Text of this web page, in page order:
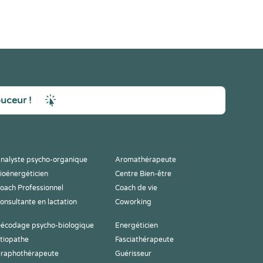
!
psycho-organique
Aromathérapeute
Centre Bien-être
Professionnel
Coach de vie
en lactation
Coworking
psycho-biologique
Energéticien
Fasciathérapeute
Guérisseur